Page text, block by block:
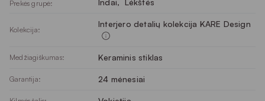
Prekės grupė: Indai, Lėkštės
Kolekcija:
Interjero detalių kolekcija KARE Design
Medžiagiškumas: Keraminis stiklas
Garantija: 24 mėnesiai